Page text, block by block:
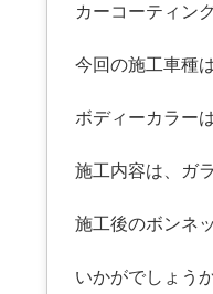
カーコーティン
今回の施工車種
ボディーカラー
施工内容は、ガ
施工後のボンネ
いかがでしょうか